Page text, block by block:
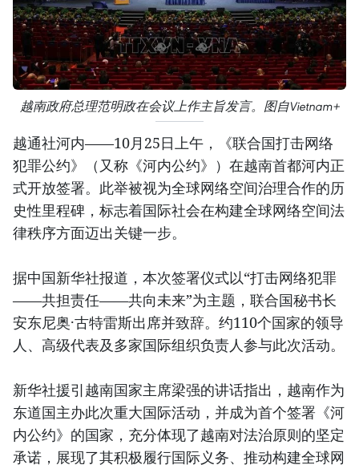
越南政府总理范明政在会议上作主旨发言。图自Vietnam+
越通社河内——10月25日上午，《联合国打击网络
犯罪公约》（又称《河内公约》）在越南首都河内正
式开放签署。此举被视为全球网络空间治理合作的历
史性里程碑，标志着国际社会在构建全球网络空间法
律秩序方面迈出关键一步。
据中国新华社报道，本次签署仪式以“打击网络犯罪
——共担责任——共向未来”为主题，联合国秘书长
安东尼奥·古特雷斯出席并致辞。约110个国家的领导
人、高级代表及多家国际组织负责人参与此次活动。
新华社援引越南国家主席梁强的讲话指出，越南作为
东道国主办此次重大国际活动，并成为首个签署《河
内公约》的国家，充分体现了越南对法治原则的坚定
承诺，展现了其积极履行国际义务、推动构建全球网